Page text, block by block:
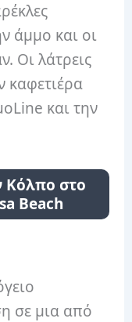
άμμο και οι
Οι λάτρεις
καφετιέρα
και την
Κόλπο στο
Beach
σε μια από